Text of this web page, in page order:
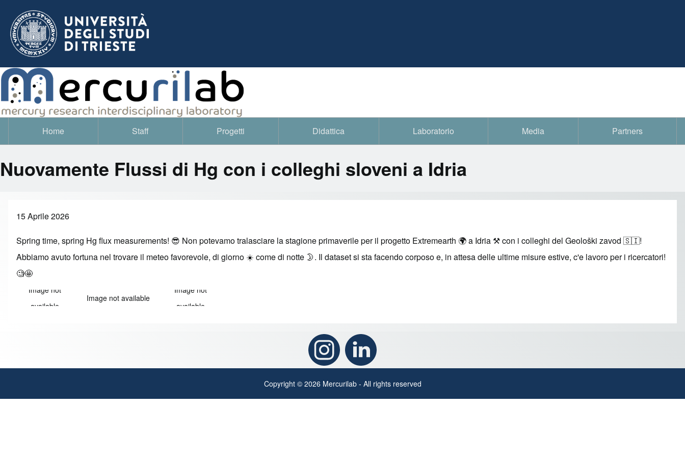
Navigazione principale
Home Staff Progetti Didattica Laboratorio Media Partners
Nuovamente Flussi di Hg con i colleghi sloveni a Idria
15 Aprile 2026
Spring time, spring Hg flux measurements! 😎 Non potevamo tralasciare la stagione primaverile per il progetto Extremearth 🌍 a Idria ⚒️ con i colleghi del Geološki zavod 🇸🇮!
Abbiamo avuto fortuna nel trovare il meteo favorevole, di giorno ☀️ come di notte 🌛. Il dataset si sta facendo corposo e, in attesa delle ultime misure estive, c'e lavoro per i ricercatori!
🧐🤩
Image not
available
Image not available
Image not
available
Copyright © 2026 Mercurilab - All rights reserved